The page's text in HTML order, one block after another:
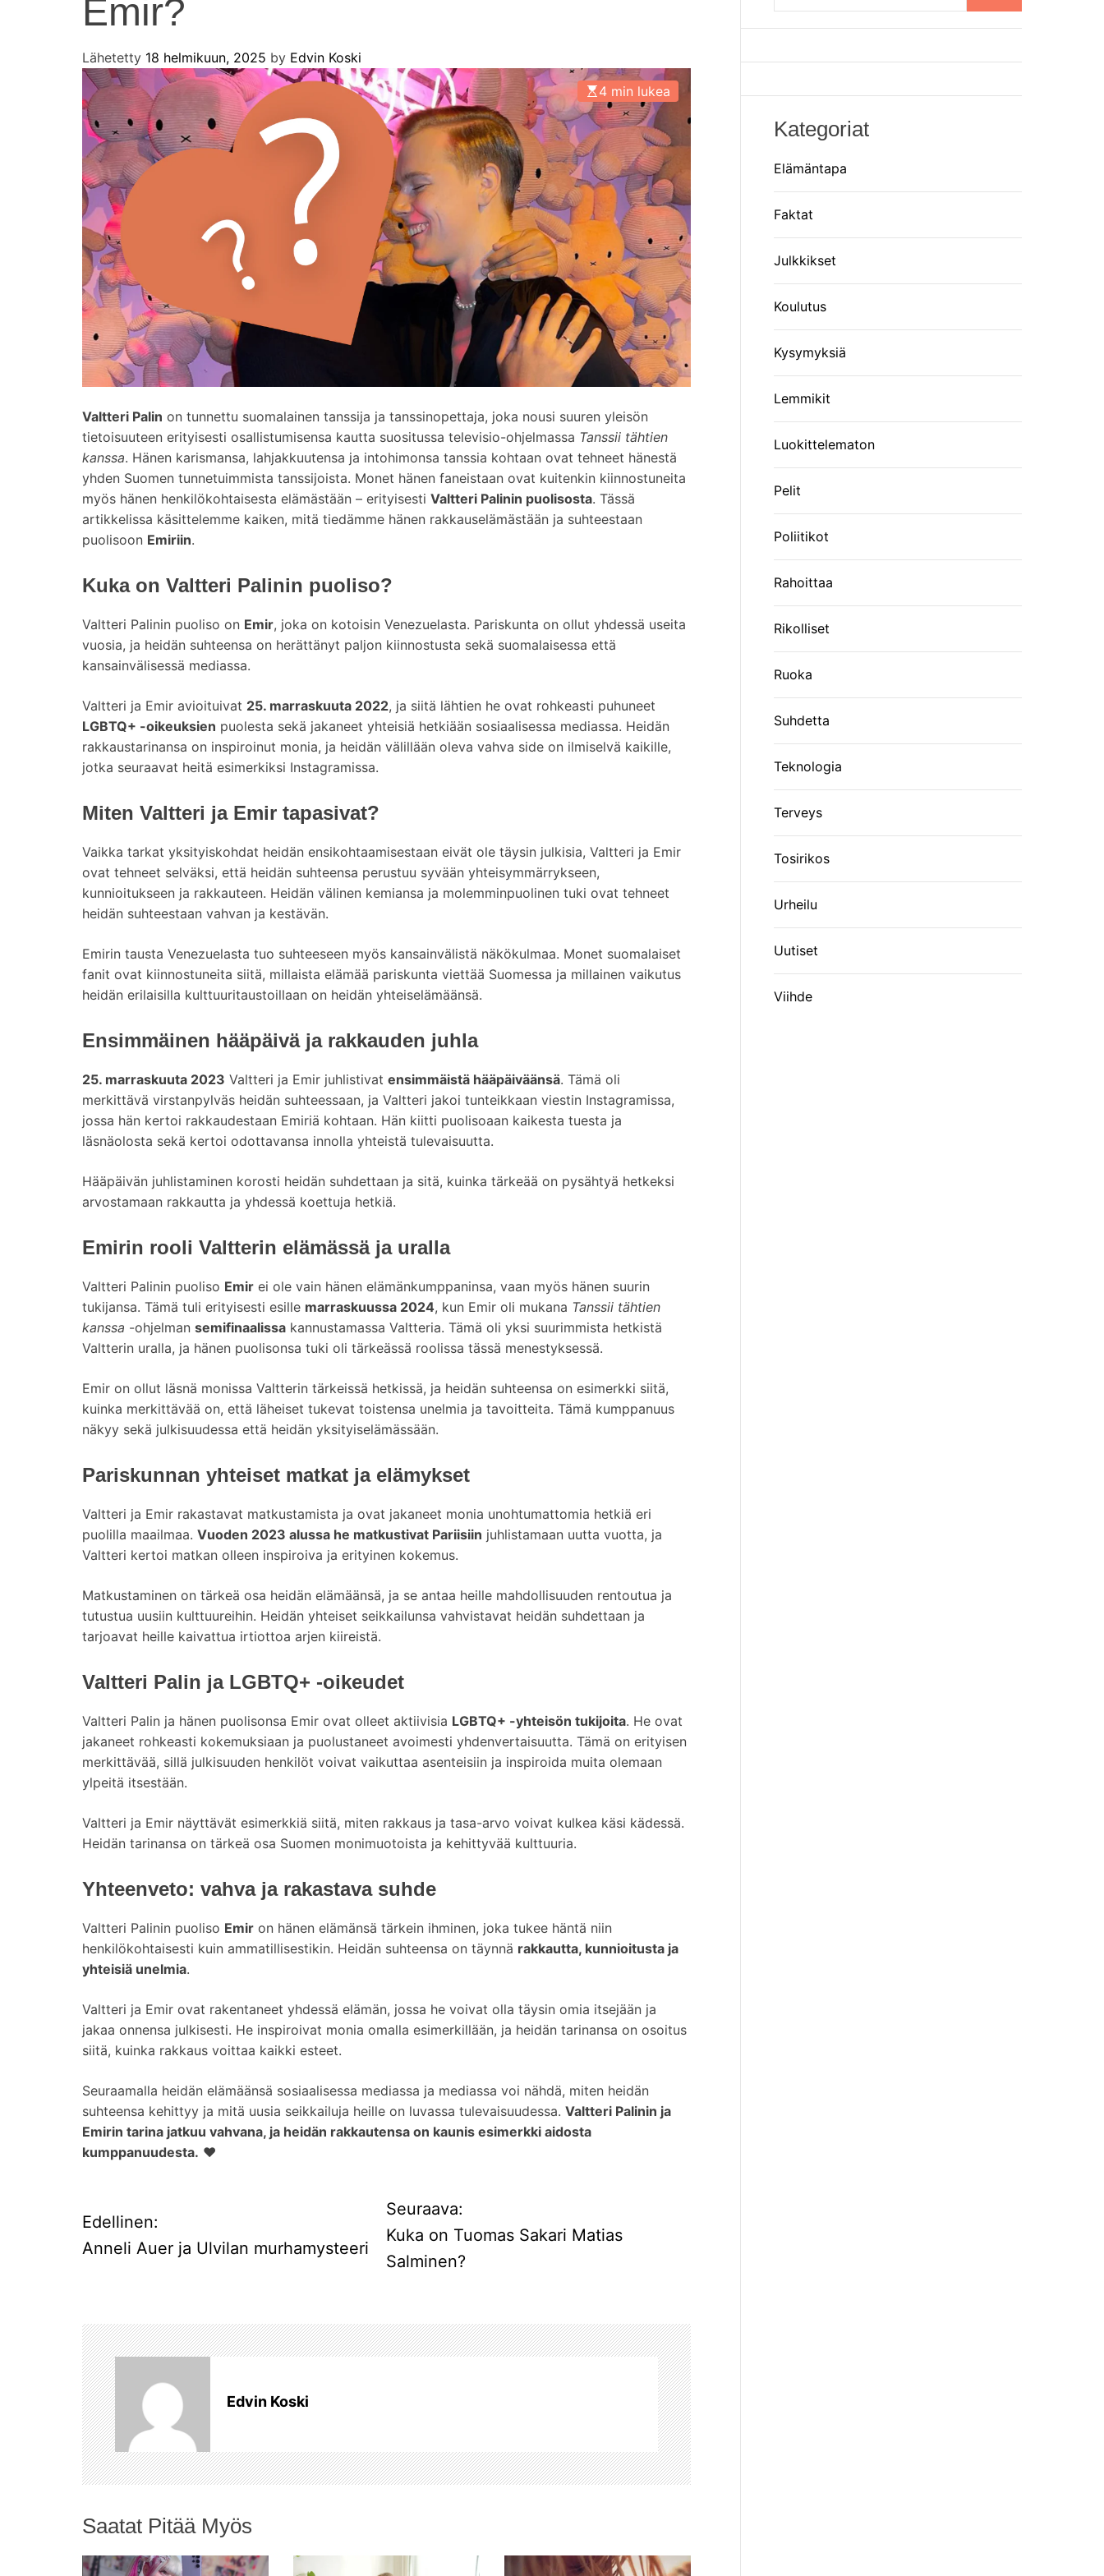
o
r
o
e
Emir?
Lähetetty 18 helmikuun, 2025 by Edvin Koski
4 min lukea
Valtteri Palin on tunnettu suomalainen tanssija ja tanssinopettaja, joka nousi suuren yleisön
tietoisuuteen erityisesti osallistumisensa kautta suositussa televisio-ohjelmassa Tanssii tähtien
kanssa. Hänen karismansa, lahjakkuutensa ja intohimonsa tanssia kohtaan ovat tehneet hänestä
yhden Suomen tunnetuimmista tanssijoista. Monet hänen faneistaan ovat kuitenkin kiinnostuneita
myös hänen henkilökohtaisesta elämästään – erityisesti Valtteri Palinin puolisosta. Tässä
artikkelissa käsittelemme kaiken, mitä tiedämme hänen rakkauselämästään ja suhteestaan
puolisoon Emiriin.
Kuka on Valtteri Palinin puoliso?
Valtteri Palinin puoliso on Emir, joka on kotoisin Venezuelasta. Pariskunta on ollut yhdessä useita
vuosia, ja heidän suhteensa on herättänyt paljon kiinnostusta sekä suomalaisessa että
kansainvälisessä mediassa.
Valtteri ja Emir avioituivat 25. marraskuuta 2022, ja siitä lähtien he ovat rohkeasti puhuneet
LGBTQ+ -oikeuksien puolesta sekä jakaneet yhteisiä hetkiään sosiaalisessa mediassa. Heidän
rakkaustarinansa on inspiroinut monia, ja heidän välillään oleva vahva side on ilmiselvä kaikille,
jotka seuraavat heitä esimerkiksi Instagramissa.
Miten Valtteri ja Emir tapasivat?
Vaikka tarkat yksityiskohdat heidän ensikohtaamisestaan eivät ole täysin julkisia, Valtteri ja Emir
ovat tehneet selväksi, että heidän suhteensa perustuu syvään yhteisymmärrykseen,
kunnioitukseen ja rakkauteen. Heidän välinen kemiansa ja molemminpuolinen tuki ovat tehneet
heidän suhteestaan vahvan ja kestävän.
Emirin tausta Venezuelasta tuo suhteeseen myös kansainvälistä näkökulmaa. Monet suomalaiset
fanit ovat kiinnostuneita siitä, millaista elämää pariskunta viettää Suomessa ja millainen vaikutus
heidän erilaisilla kulttuuritaustoillaan on heidän yhteiselämäänsä.
Ensimmäinen hääpäivä ja rakkauden juhla
25. marraskuuta 2023 Valtteri ja Emir juhlistivat ensimmäistä hääpäiväänsä. Tämä oli
merkittävä virstanpylväs heidän suhteessaan, ja Valtteri jakoi tunteikkaan viestin Instagramissa,
jossa hän kertoi rakkaudestaan Emiriä kohtaan. Hän kiitti puolisoaan kaikesta tuesta ja
läsnäolosta sekä kertoi odottavansa innolla yhteistä tulevaisuutta.
Hääpäivän juhlistaminen korosti heidän suhdettaan ja sitä, kuinka tärkeää on pysähtyä hetkeksi
arvostamaan rakkautta ja yhdessä koettuja hetkiä.
Emirin rooli Valtterin elämässä ja uralla
Valtteri Palinin puoliso Emir ei ole vain hänen elämänkumppaninsa, vaan myös hänen suurin
tukijansa. Tämä tuli erityisesti esille marraskuussa 2024, kun Emir oli mukana Tanssii tähtien
kanssa -ohjelman semifinaalissa kannustamassa Valtteria. Tämä oli yksi suurimmista hetkistä
Valtterin uralla, ja hänen puolisonsa tuki oli tärkeässä roolissa tässä menestyksessä.
Emir on ollut läsnä monissa Valtterin tärkeissä hetkissä, ja heidän suhteensa on esimerkki siitä,
kuinka merkittävää on, että läheiset tukevat toistensa unelmia ja tavoitteita. Tämä kumppanuus
näkyy sekä julkisuudessa että heidän yksityiselämässään.
Pariskunnan yhteiset matkat ja elämykset
Valtteri ja Emir rakastavat matkustamista ja ovat jakaneet monia unohtumattomia hetkiä eri
puolilla maailmaa. Vuoden 2023 alussa he matkustivat Pariisiin juhlistamaan uutta vuotta, ja
Valtteri kertoi matkan olleen inspiroiva ja erityinen kokemus.
Matkustaminen on tärkeä osa heidän elämäänsä, ja se antaa heille mahdollisuuden rentoutua ja
tutustua uusiin kulttuureihin. Heidän yhteiset seikkailunsa vahvistavat heidän suhdettaan ja
tarjoavat heille kaivattua irtiottoa arjen kiireistä.
Valtteri Palin ja LGBTQ+ -oikeudet
Valtteri Palin ja hänen puolisonsa Emir ovat olleet aktiivisia LGBTQ+ -yhteisön tukijoita. He ovat
jakaneet rohkeasti kokemuksiaan ja puolustaneet avoimesti yhdenvertaisuutta. Tämä on erityisen
merkittävää, sillä julkisuuden henkilöt voivat vaikuttaa asenteisiin ja inspiroida muita olemaan
ylpeitä itsestään.
Valtteri ja Emir näyttävät esimerkkiä siitä, miten rakkaus ja tasa-arvo voivat kulkea käsi kädessä.
Heidän tarinansa on tärkeä osa Suomen monimuotoista ja kehittyvää kulttuuria.
Yhteenveto: vahva ja rakastava suhde
Valtteri Palinin puoliso Emir on hänen elämänsä tärkein ihminen, joka tukee häntä niin
henkilökohtaisesti kuin ammatillisestikin. Heidän suhteensa on täynnä rakkautta, kunnioitusta ja
yhteisiä unelmia.
Valtteri ja Emir ovat rakentaneet yhdessä elämän, jossa he voivat olla täysin omia itsejään ja
jakaa onnensa julkisesti. He inspiroivat monia omalla esimerkillään, ja heidän tarinansa on osoitus
siitä, kuinka rakkaus voittaa kaikki esteet.
Seuraamalla heidän elämäänsä sosiaalisessa mediassa ja mediassa voi nähdä, miten heidän
suhteensa kehittyy ja mitä uusia seikkailuja heille on luvassa tulevaisuudessa. Valtteri Palinin ja
Emirin tarina jatkuu vahvana, ja heidän rakkautensa on kaunis esimerkki aidosta
kumppanuudesta. ❤️
A
r
i
k
k
e
l
i
e
Edellinen:
Anneli Auer ja Ulvilan murhamysteeri
Seuraava:
Kuka on Tuomas Sakari Matias
Salminen?
Edvin Koski
Saatat Pitää Myös
Kategoriat
Elämäntapa
Faktat
Julkkikset
Koulutus
Kysymyksiä
Lemmikit
Luokittelematon
Pelit
Poliitikot
Rahoittaa
Rikolliset
Ruoka
Suhdetta
Teknologia
Terveys
Tosirikos
Urheilu
Uutiset
Viihde